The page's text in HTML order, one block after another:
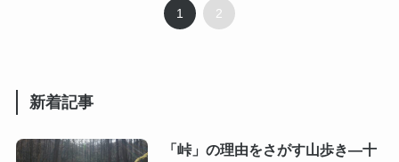
1 2
新着記事
「峠」の理由をさがす山歩き―十